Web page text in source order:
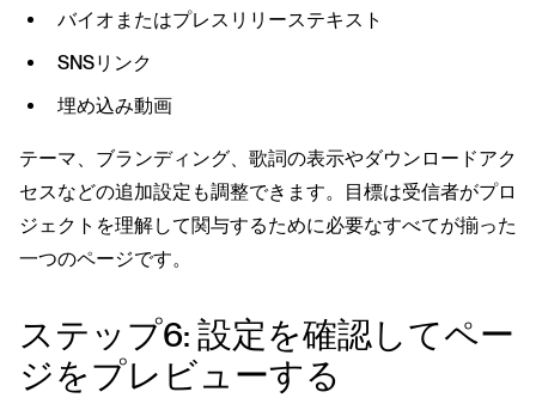
バイオまたはプレスリリーステキスト
SNSリンク
埋め込み動画
テーマ、ブランディング、歌詞の表示やダウンロードアク
セスなどの追加設定も調整できます。目標は受信者がプロ
ジェクトを理解して関与するために必要なすべてが揃った
一つのページです。
ステップ6: 設定を確認してペー
ジをプレビューする